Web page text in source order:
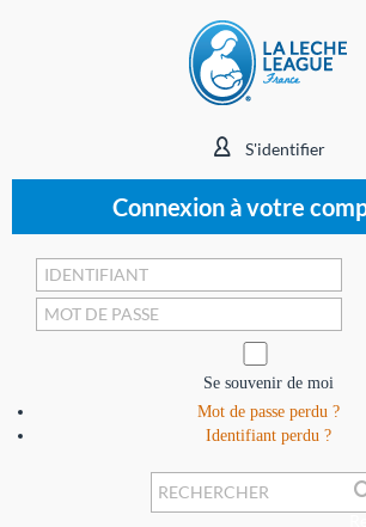
S'identifier
Connexion à votre
Se souvenir de moi
Mot de passe perdu ?
Identifiant perdu ?